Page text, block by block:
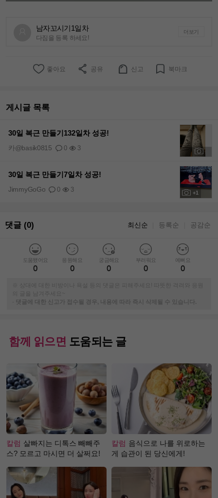
남자꼬시기1일차
다짐을 등록 하세요!
더보기
좋아요 공유 신고 북마크
게시글 목록
30일 복근 만들기132일차 성공!
0 3
카@basik0815
+1
30일 복근 만들기7일차 성공!
0 3
JimmyGoGo
댓글 (0) 최신순 등록순 공감순
도움됐어요
0
응원해요
0
궁금해요
0
부러워요
0
예뻐요
0
※ 상대에 대한 비방이나 욕설 등의 댓글은 피해주세요! 따뜻한 격려와 응원
-
댓글에 대한 신고가 접수될 경우, 내용에 따라 즉시 삭제될 수 있습니다.
함께 읽으면 도움되는 글
칼럼 살빠지는 디톡스 빼빼주
스? 모르고 마시면 더 살쩌요!
칼럼 음식으로 나를 위로하는
게 습관이 된 당신에게!